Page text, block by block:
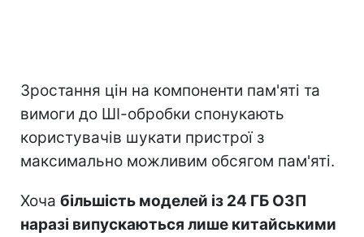
Зростання цін на компоненти пам'яті та
вимоги до ШІ-обробки спонукають
користувачів шукати пристрої з
максимально можливим обсягом пам'яті.
Хоча більшість моделей із 24 ГБ ОЗП
наразі випускаються лише китайськими